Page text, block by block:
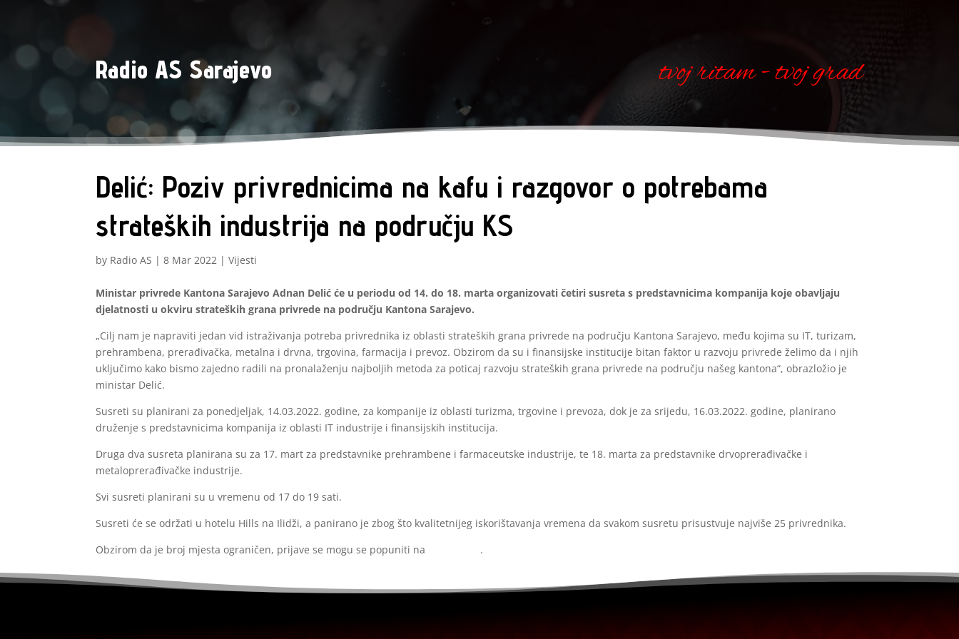
Radio AS Sarajevo tvoj ritam - tvoj grad
Delić: Poziv privrednicima na kafu i razgovor o potrebama
strateških industrija na području KS
by Radio AS |8 Mar 2022 |Vijesti
Ministar privrede Kantona Sarajevo Adnan Delić će u periodu od 14. do 18. marta organizovati četiri susreta s predstavnicima kompanija koje obavljaju
djelatnosti u okviru strateških grana privrede na području Kantona Sarajevo.
„Cilj nam je napraviti jedan vid istraživanja potreba privrednika iz oblasti strateških grana privrede na području Kantona Sarajevo, među kojima su IT, turizam,
prehrambena, prerađivačka, metalna i drvna, trgovina, farmacija i prevoz. Obzirom da su i finansijske institucije bitan faktor u razvoju privrede želimo da i njih
uključimo kako bismo zajedno radili na pronalaženju najboljih metoda za poticaj razvoju strateških grana privrede na području našeg kantona“, obrazložio je
ministar Delić.
Susreti su planirani za ponedjeljak, 14.03.2022. godine, za kompanije iz oblasti turizma, trgovine i prevoza, dok je za srijedu, 16.03.2022. godine, planirano
druženje s predstavnicima kompanija iz oblasti IT industrije i finansijskih institucija.
Druga dva susreta planirana su za 17. mart za predstavnike prehrambene i farmaceutske industrije, te 18. marta za predstavnike drvoprerađivačke i
metaloprerađivačke industrije.
Svi susreti planirani su u vremenu od 17 do 19 sati.
Susreti će se održati u hotelu Hills na Ilidži, a panirano je zbog što kvalitetnijeg iskorištavanja vremena da svakom susretu prisustvuje najviše 25 privrednika.
Obzirom da je broj mjesta ograničen, prijave se mogu se popuniti na
.